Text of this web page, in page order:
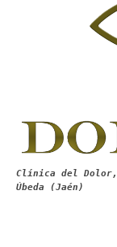
Clínica del
Úbeda (Jaén)